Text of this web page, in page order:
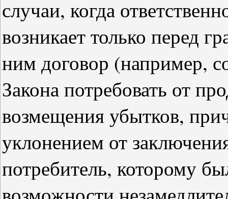
случаи, когда
возникает только перед
ним договор (например,
Закона потребовать от
возмещения убытков,
уклонением от
потребитель, которому